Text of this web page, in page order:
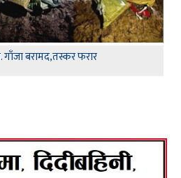
गाँजा बरामद,तस्कर फरार